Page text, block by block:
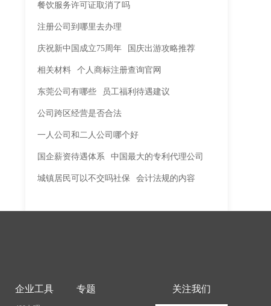
餐饮服务许可证取消了吗
注册公司到哪里去办理
庆祝新中国成立75周年 国庆出游攻略推荐
相关材料 个人商标注册查询官网
东莞公司有哪些 员工福利待遇建议
公司跨区经营是否合法
一人公司和二人公司哪个好
国企薪资待遇体系 中国最大的专利代理公司
城镇居民可以不交吗社保 会计法规的内容
企业工具 专题 关注我们